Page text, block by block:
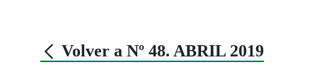
Volver a Nº 48. ABRIL 2019